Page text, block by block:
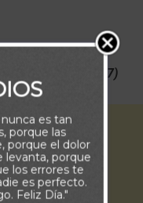
Dios” (Lucas 1:37)
es tan
porque las
porque el dolor
levanta, porque
los errores te
es perfecto.
Feliz Día."